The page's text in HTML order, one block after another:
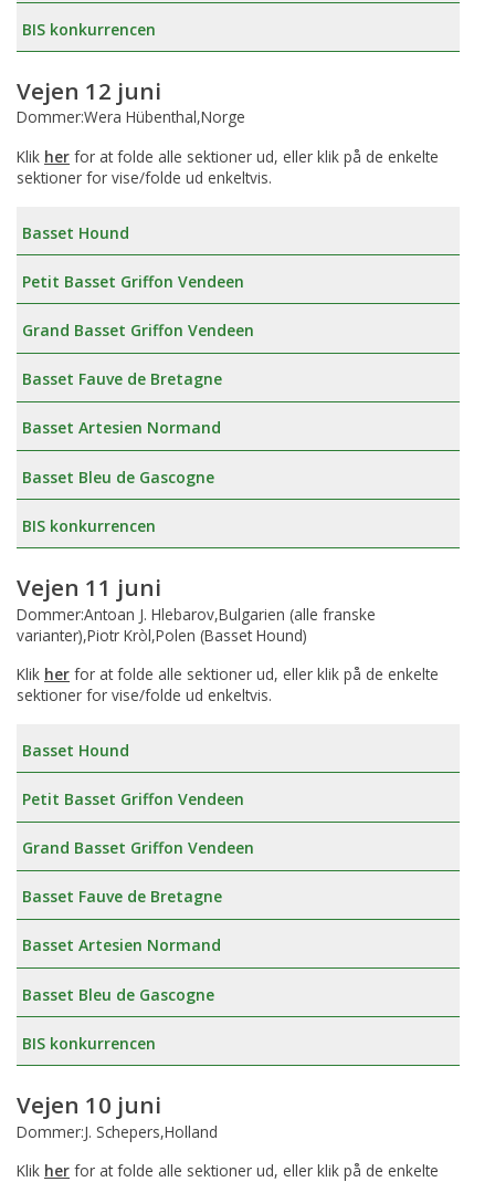
BIS konkurrencen
Vejen 12 juni
Dommer:Wera Hübenthal,Norge
Klik her for at folde alle sektioner ud, eller klik på de enkelte
sektioner for vise/folde ud enkeltvis.
Basset Hound
Petit Basset Griffon Vendeen
Grand Basset Griffon Vendeen
Basset Fauve de Bretagne
Basset Artesien Normand
Basset Bleu de Gascogne
BIS konkurrencen
Vejen 11 juni
Dommer:Antoan J. Hlebarov,Bulgarien (alle franske
varianter),Piotr Kròl,Polen (Basset Hound)
Klik her for at folde alle sektioner ud, eller klik på de enkelte
sektioner for vise/folde ud enkeltvis.
Basset Hound
Petit Basset Griffon Vendeen
Grand Basset Griffon Vendeen
Basset Fauve de Bretagne
Basset Artesien Normand
Basset Bleu de Gascogne
BIS konkurrencen
Vejen 10 juni
Dommer:J. Schepers,Holland
Klik her for at folde alle sektioner ud, eller klik på de enkelte